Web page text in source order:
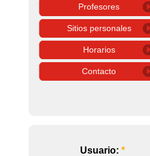
Profesores
Sitios personales
Horarios
Contacto
Usuario: *